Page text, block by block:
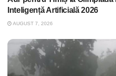
Inteligență Artificială 2026
AUGUST 7, 2026